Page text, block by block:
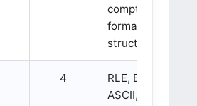
comptage,
formats
structurés
4
RLE, BCD,
ASCII, tuples